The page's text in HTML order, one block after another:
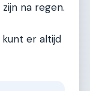
na regen.
kunt er altijd